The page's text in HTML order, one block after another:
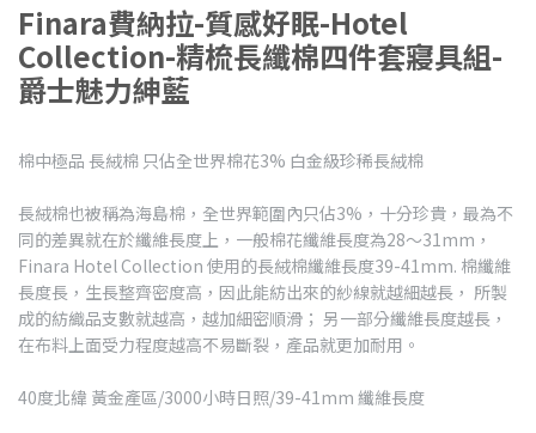
Finara費納拉-質感好眠-Hotel
Collection-精梳長纖棉四件套寢具組-
爵士魅力紳藍
棉中極品 長絨棉 只佔全世界棉花3% 白金級珍稀長絨棉
長絨棉也被稱為海島棉，全世界範圍內只佔3%，十分珍貴，最為不
同的差異就在於纖維長度上，一般棉花纖維長度為28～31mm，
Finara Hotel Collection 使用的長絨棉纖維長度39-41mm. 棉纖維
長度長，生長整齊密度高，因此能紡出來的紗線就越細越長， 所製
成的紡織品支數就越高，越加細密順滑； 另一部分纖維長度越長，
在布料上面受力程度越高不易斷裂，產品就更加耐用。
40度北緯 黃金產區/3000小時日照/39-41mm 纖維長度